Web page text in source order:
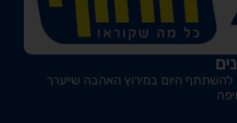
להשתתף היום במירוץ האהבה שייערך